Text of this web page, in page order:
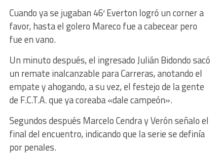
Cuando ya se jugaban 46′ Everton logró un corner a
favor, hasta el golero Mareco fue a cabecear pero
fue en vano.
Un minuto después, el ingresado Julián Bidondo sacó
un remate inalcanzable para Carreras, anotando el
empate y ahogando, a su vez, el festejo de la gente
de F.C.T.A. que ya coreaba «dale campeón».
Segundos después Marcelo Cendra y Verón señalo el
final del encuentro, indicando que la serie se definía
por penales.